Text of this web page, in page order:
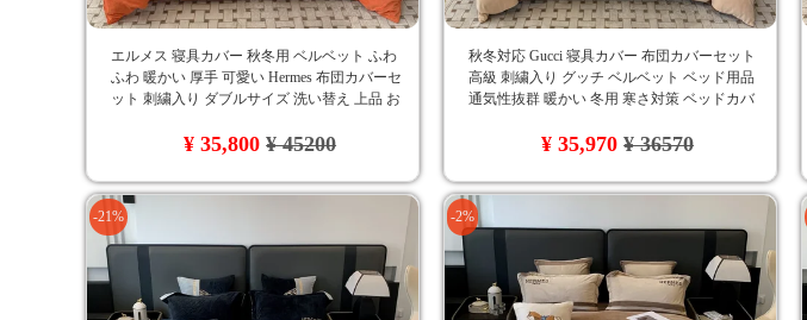
エルメス 寝具カバー 秋冬用 ベルベット ふわ
ふわ 暖かい 厚手 可愛い Hermes 布団カバーセ
ット 刺繍入り ダブルサイズ 洗い替え 上品 お
¥ 35,800¥ 45200
秋冬対応 Gucci 寝具カバー 布団カバーセット
高級 刺繍入り グッチ ベルベット ベッド用品
通気性抜群 暖かい 冬用 寒さ対策 ベッドカバ
¥ 35,970¥ 36570
-21% -2%